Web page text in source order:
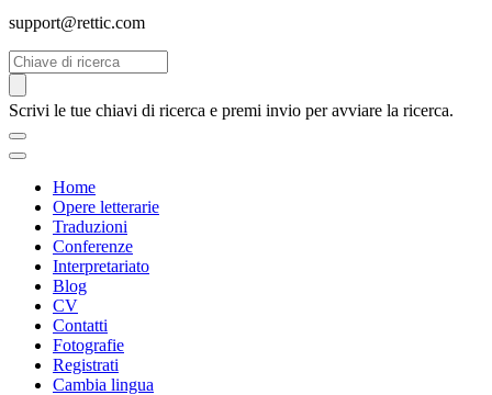
support@rettic.com
Cerca
Scrivi le tue chiavi di ricerca e premi invio per avviare la ricerca.
Home
Opere letterarie
Traduzioni
Conferenze
Interpretariato
Blog
CV
Contatti
Fotografie
Registrati
Cambia lingua